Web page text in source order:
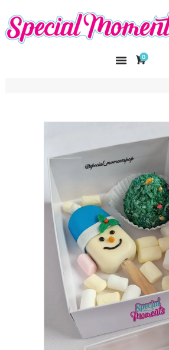
0
SPECIAL
El amor hecho arte
CURSOS